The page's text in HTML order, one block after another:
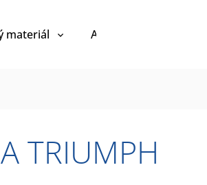
materiál Akce a výprodej
TRIUMPH